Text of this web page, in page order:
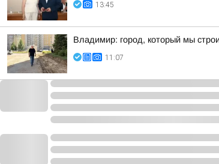
13:45
Владимир: город, который мы
11:07